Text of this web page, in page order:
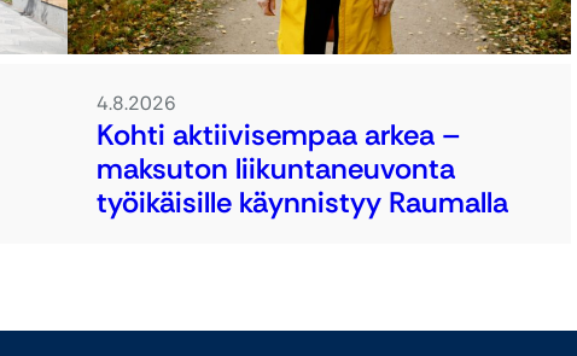
4.8.2026
Kohti aktiivisempaa arkea –
maksuton liikuntaneuvonta
työikäisille käynnistyy Raumalla